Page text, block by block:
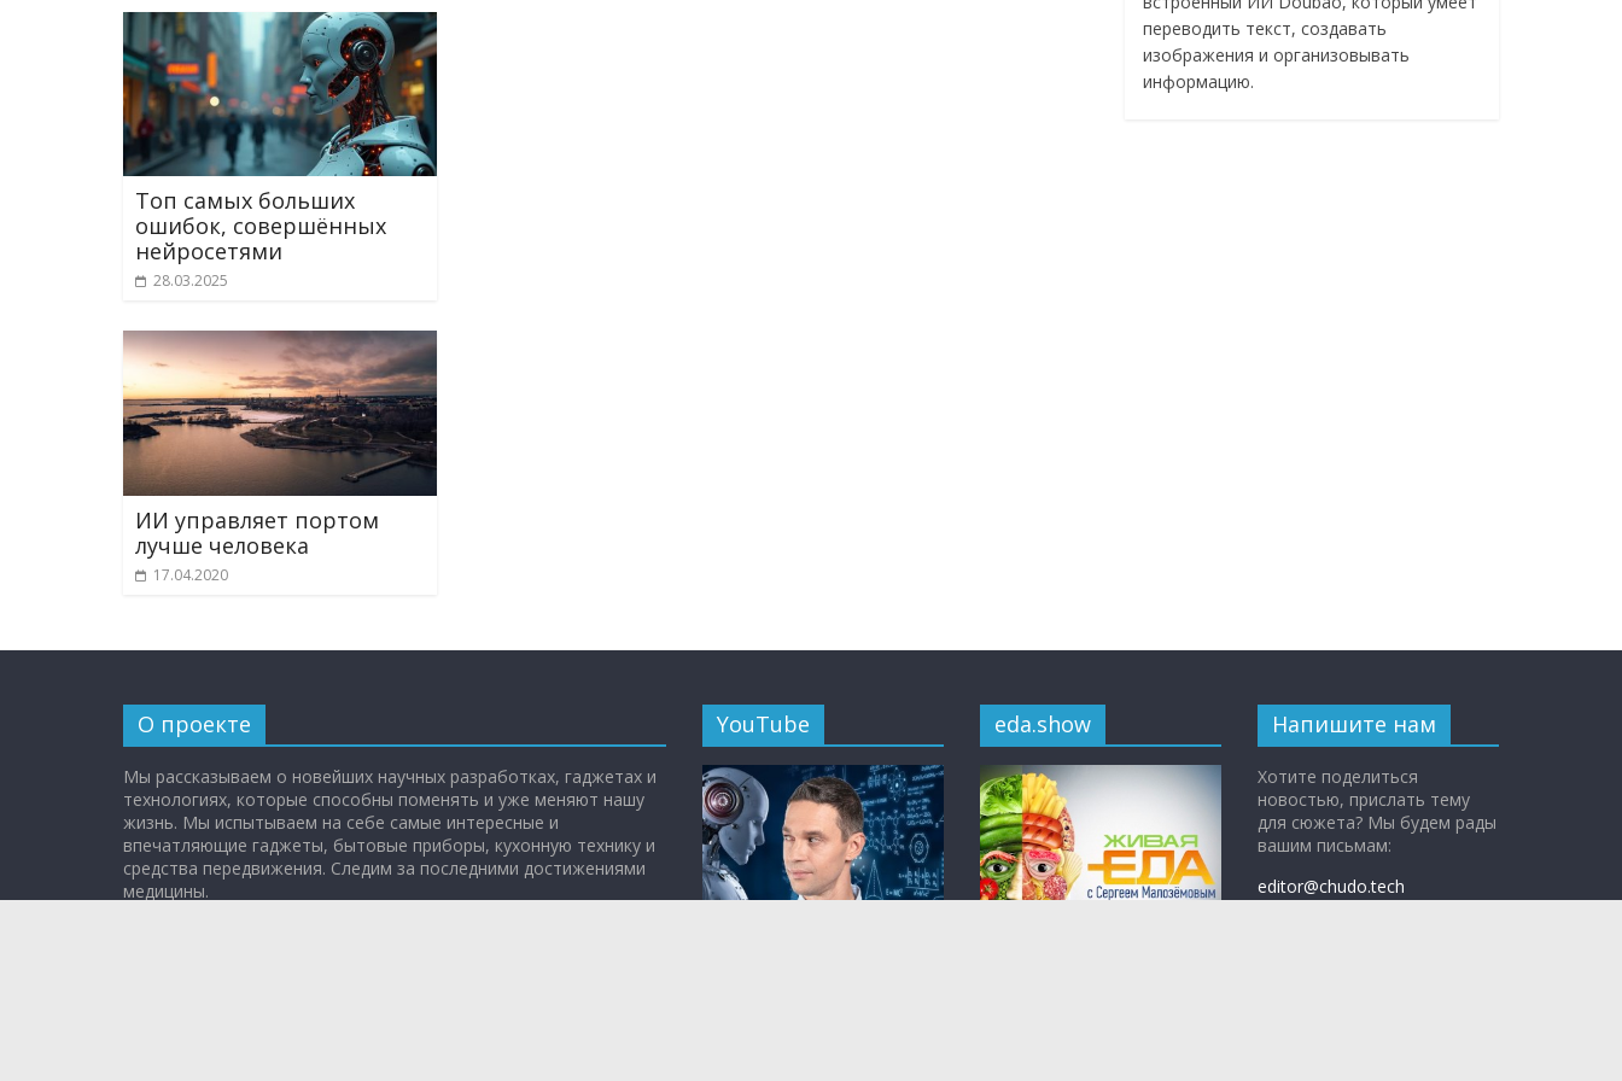
Топ самых больших
ошибок, совершённых
нейросетями
28.03.2025
ИИ управляет портом
лучше человека
17.04.2020
переводить текст, создавать
изображения и организовывать
информацию.
О проекте
Мы рассказываем о новейших научных разработках, гаджетах и
технологиях, которые способны поменять и уже меняют нашу
жизнь. Мы испытываем на себе самые интересные и
впечатляющие гаджеты, бытовые приборы, кухонную технику и
средства передвижения. Следим за последними достижениями
медицины.
YouTube eda.show Напишите нам
Хотите поделиться
новостью, прислать тему
для сюжета? Мы будем рады
вашим письмам:
editor@chudo.tech